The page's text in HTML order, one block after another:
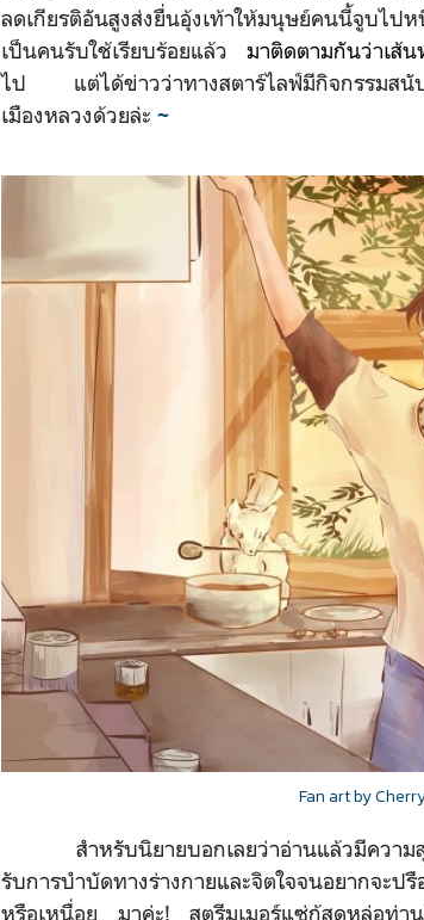
ลดเกียรติอันสูงส่งยื่นอุ้งเท้าให้มนุษย์คนนี้จูบไ
เป็นคนรับใช้เรียบร้อยแล้ว มาติดตามกันว่าเส้น
ไป แต่ได้ข่าวว่าทางสตาร์ไลฟ์มีกิจกรรมสนับ
เมืองหลวงด้วยล่ะ ~
Fan art by
สำหรับนิยายบอกเลยว่าอ่านแล้วมีความสุ
รับการบำบัดทางร่างกายและจิตใจจนอยากจะป
หรือเหนื่อย มาค่ะ! สตรีมเมอร์แซ่กู้สุดหล่อท่า